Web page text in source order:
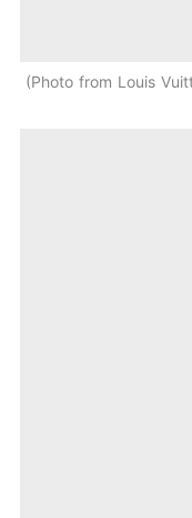
Photo from Louis